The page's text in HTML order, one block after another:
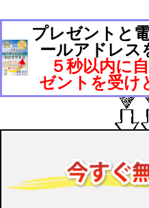
プレゼントと
ールアドレス
５秒以内に
ゼントを受け